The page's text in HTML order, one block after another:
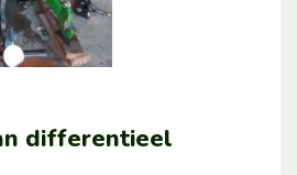
differentieel